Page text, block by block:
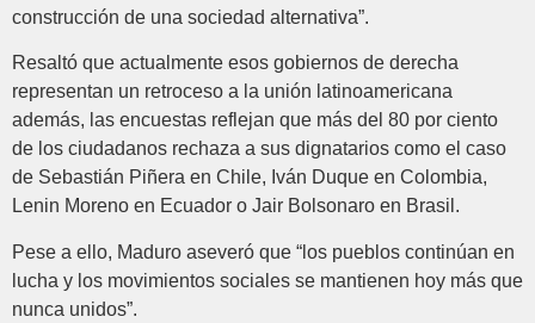
construcción de una sociedad alternativa”.
Resaltó que actualmente esos gobiernos de derecha
representan un retroceso a la unión latinoamericana
además, las encuestas reflejan que más del 80 por ciento
de los ciudadanos rechaza a sus dignatarios como el caso
de Sebastián Piñera en Chile, Iván Duque en Colombia,
Lenin Moreno en Ecuador o Jair Bolsonaro en Brasil.
Pese a ello, Maduro aseveró que “los pueblos continúan en
lucha y los movimientos sociales se mantienen hoy más que
nunca unidos”.